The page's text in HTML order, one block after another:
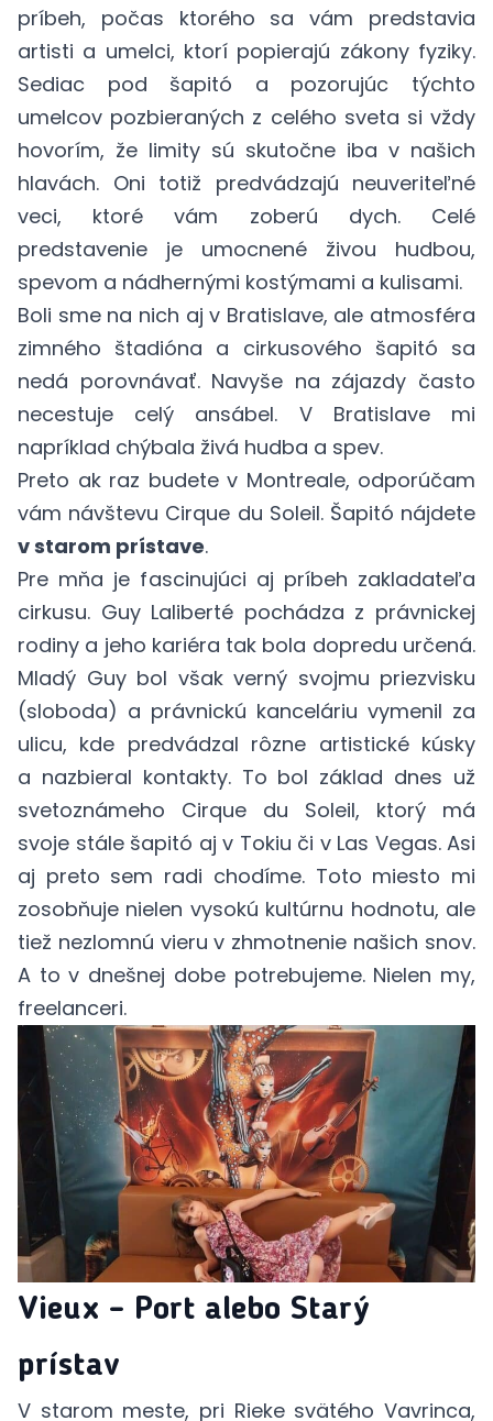
príbeh, počas ktorého sa vám predstavia
artisti a umelci, ktorí popierajú zákony fyziky.
Sediac pod šapitó a pozorujúc týchto
umelcov pozbieraných z celého sveta si vždy
hovorím, že limity sú skutočne iba v našich
hlavách. Oni totiž predvádzajú neuveriteľné
veci, ktoré vám zoberú dych. Celé
predstavenie je umocnené živou hudbou,
spevom a nádhernými kostýmami a kulisami.
Boli sme na nich aj v Bratislave, ale atmosféra
zimného štadióna a cirkusového šapitó sa
nedá porovnávať. Navyše na zájazdy často
necestuje celý ansábel. V Bratislave mi
napríklad chýbala živá hudba a spev.
Preto ak raz budete v Montreale, odporúčam
vám návštevu Cirque du Soleil. Šapitó nájdete
v starom prístave.
Pre mňa je fascinujúci aj príbeh zakladateľa
cirkusu. Guy Laliberté pochádza z právnickej
rodiny a jeho kariéra tak bola dopredu určená.
Mladý Guy bol však verný svojmu priezvisku
(sloboda) a právnickú kanceláriu vymenil za
ulicu, kde predvádzal rôzne artistické kúsky
a nazbieral kontakty. To bol základ dnes už
svetoznámeho Cirque du Soleil, ktorý má
svoje stále šapitó aj v Tokiu či v Las Vegas. Asi
aj preto sem radi chodíme. Toto miesto mi
zosobňuje nielen vysokú kultúrnu hodnotu, ale
tiež nezlomnú vieru v zhmotnenie našich snov.
A to v dnešnej dobe potrebujeme. Nielen my,
freelanceri.
Vieux – Port alebo Starý
prístav
V starom meste, pri Rieke svätého Vavrinca,